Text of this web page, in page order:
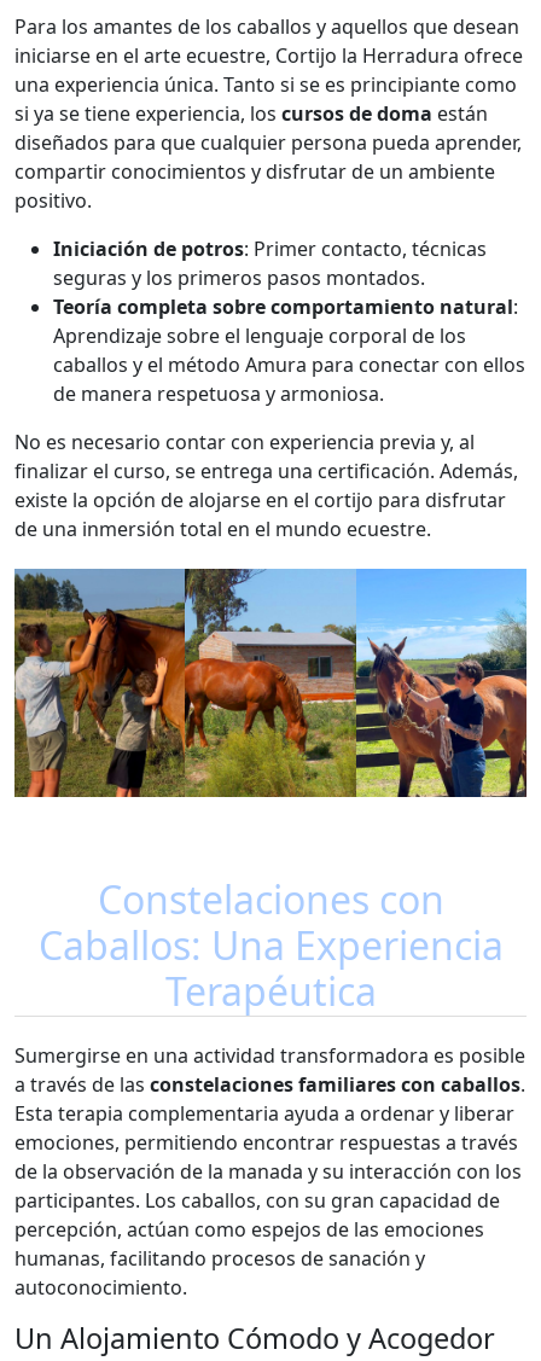
Para los amantes de los caballos y aquellos que desean
iniciarse en el arte ecuestre, Cortijo la Herradura ofrece
una experiencia única. Tanto si se es principiante como
si ya se tiene experiencia, los cursos de doma están
diseñados para que cualquier persona pueda aprender,
compartir conocimientos y disfrutar de un ambiente
positivo.
Iniciación de potros: Primer contacto, técnicas
seguras y los primeros pasos montados.
Teoría completa sobre comportamiento natural:
Aprendizaje sobre el lenguaje corporal de los
caballos y el método Amura para conectar con ellos
de manera respetuosa y armoniosa.
No es necesario contar con experiencia previa y, al
finalizar el curso, se entrega una certificación. Además,
existe la opción de alojarse en el cortijo para disfrutar
de una inmersión total en el mundo ecuestre.
Constelaciones con
Caballos: Una Experiencia
Terapéutica
Sumergirse en una actividad transformadora es posible
a través de las constelaciones familiares con caballos.
Esta terapia complementaria ayuda a ordenar y liberar
emociones, permitiendo encontrar respuestas a través
de la observación de la manada y su interacción con los
participantes. Los caballos, con su gran capacidad de
percepción, actúan como espejos de las emociones
humanas, facilitando procesos de sanación y
autoconocimiento.
Un Alojamiento Cómodo y Acogedor